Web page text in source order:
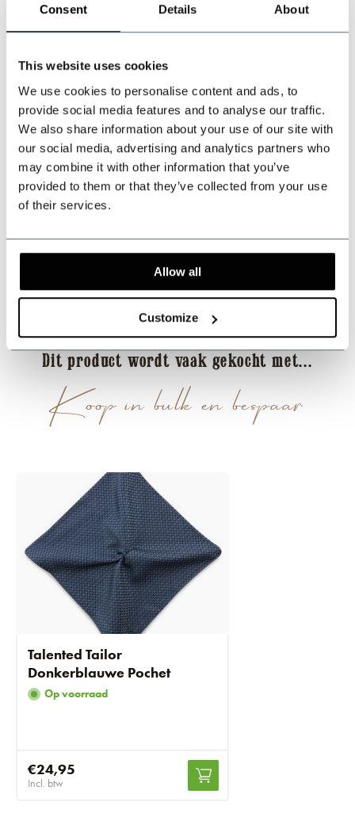
Consent Details About
This website uses cookies
We use cookies to personalise content and ads, to
provide social media features and to analyse our traffic.
We also share information about your use of our site with
our social media, advertising and analytics partners who
may combine it with other information that you’ve
provided to them or that they’ve collected from your use
of their services.
Allow all
Customize
+31 528233787
sales@shelbybrothers.com
509 customers give us a 9.3 at Webwinkel-keurmerk
Deel dit product
Reviews
Koop in bulk en bespaar
Dit product wordt vaak gekocht met...
Talented Tailor
Donkerblauwe Pochet
Op voorraad
€24,95
Incl. btw